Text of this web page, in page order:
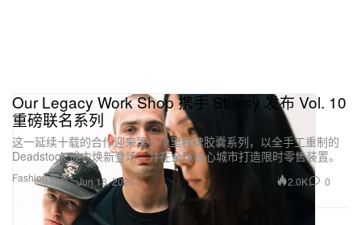
Fashion 时装
Our Legacy Work Shop 携手 Stüssy 发布 Vol. 10
重磅联名系列
这一延续十载的合作迎来第十个里程碑胶囊系列，以全手工重制的
Deadstock 成衣焕新登场，并在全球核心城市打造限时零售装置。
Jun 18, 2026 2.0K 0